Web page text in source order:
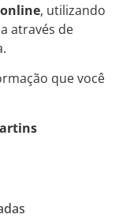
, utilizando
através de
que você